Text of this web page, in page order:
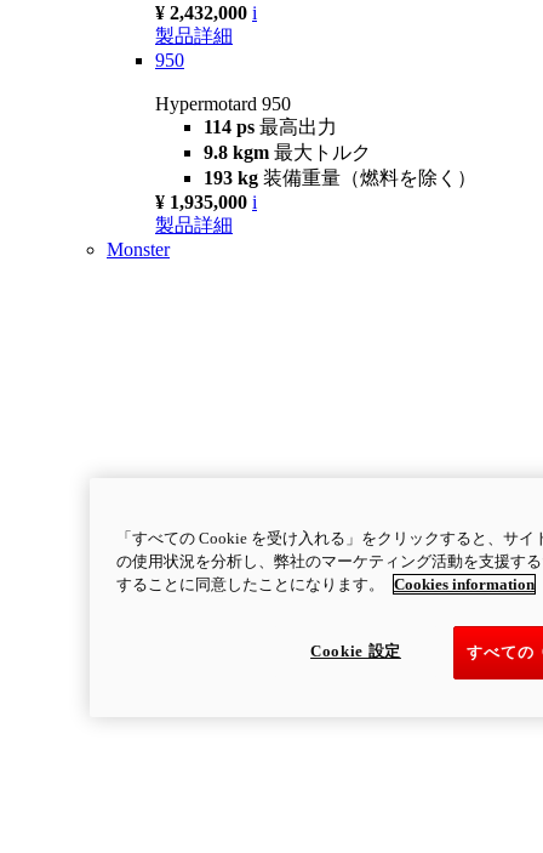
¥ 2,432,000 i
製品詳細
950
Hypermotard 950
114 ps 最高出力
9.8 kgm 最大トルク
193 kg 装備重量（燃料を除く）
¥ 1,935,000 i
製品詳細
Monster
「すべての Cookie を受け入れる」をクリックすると、サ
の使用状況を分析し、弊社のマーケティング活動を支援す
することに同意したことになります。
Cookies information
すべての
Cookie 設定